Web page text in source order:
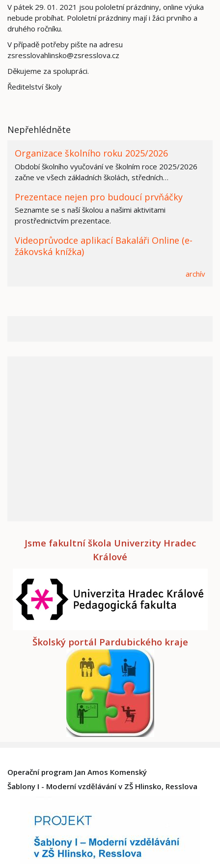
V pátek 29. 01. 2021 jsou pololetní prázdniny, online výuka
nebude probíhat. Pololetní prázdniny mají i žáci prvního a
druhého ročníku.
V případě potřeby pište na adresu
zsresslovahlinsko@zsresslova.cz
Děkujeme za spolupráci.
Ředitelství školy
Nepřehlédněte
Organizace školního roku 2025/2026
Období školního vyučování ve školním roce 2025/2026
začne ve všech základních školách, středních…
Prezentace nejen pro budoucí prvňáčky
Seznamte se s naší školou a našimi aktivitami
prostřednictvím prezentace.
Videoprůvodce aplikací Bakaláři Online (e-
žákovská knížka)
archív
Jsme fakultní škola Univerzity Hradec
Králové
Školský portál Pardubického kraje
Operační program Jan Amos Komenský
Šablony I - Moderní vzdělávání v ZŠ Hlinsko, Resslova